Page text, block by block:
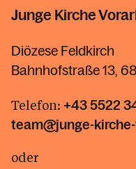
Junge Kirche
Diözese Feldkirch
Bahnhofstraße 13,
Telefon: +43 5522
team@junge-
oder